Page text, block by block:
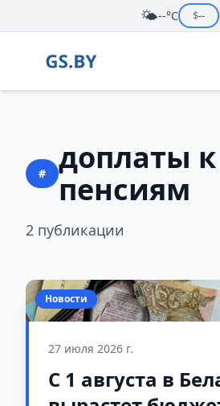
🌤️--°C $--
#
доплаты к
пенсиям
2 публикации
Новости
27 июля 2026 г.
С 1 августа в